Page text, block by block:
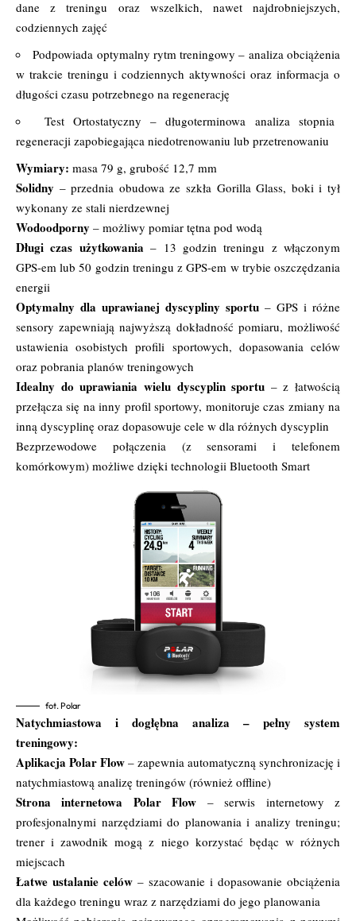
dane z treningu oraz wszelkich, nawet najdrobniejszych,
codziennych zajęć
Podpowiada optymalny rytm treningowy – analiza obciążenia
w trakcie treningu i codziennych aktywności oraz informacja o
długości czasu potrzebnego na regenerację
Test Ortostatyczny – długoterminowa analiza stopnia
regeneracji zapobiegająca niedotrenowaniu lub przetrenowaniu
Wymiary: masa 79 g, grubość 12,7 mm
Solidny – przednia obudowa ze szkła Gorilla Glass, boki i tył
wykonany ze stali nierdzewnej
Wodoodporny – możliwy pomiar tętna pod wodą
Długi czas użytkowania – 13 godzin treningu z włączonym
GPS-em lub 50 godzin treningu z GPS-em w trybie oszczędzania
energii
Optymalny dla uprawianej dyscypliny sportu – GPS i różne
sensory zapewniają najwyższą dokładność pomiaru, możliwość
ustawienia osobistych profili sportowych, dopasowania celów
oraz pobrania planów treningowych
Idealny do uprawiania wielu dyscyplin sportu – z łatwością
przełącza się na inny profil sportowy, monitoruje czas zmiany na
inną dyscyplinę oraz dopasowuje cele w dla różnych dyscyplin
Bezprzewodowe połączenia (z sensorami i telefonem
komórkowym) możliwe dzięki technologii Bluetooth Smart
fot. Polar
Natychmiastowa i dogłębna analiza – pełny system
treningowy:
Aplikacja Polar Flow – zapewnia automatyczną synchronizację i
natychmiastową analizę treningów (również offline)
Strona internetowa Polar Flow – serwis internetowy z
profesjonalnymi narzędziami do planowania i analizy treningu;
trener i zawodnik mogą z niego korzystać będąc w różnych
miejscach
Łatwe ustalanie celów – szacowanie i dopasowanie obciążenia
dla każdego treningu wraz z narzędziami do jego planowania